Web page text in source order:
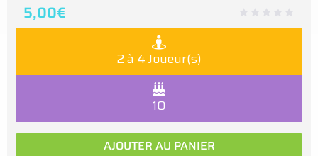
5,00€
2 à 4 Joueur(s)
10
AJOUTER AU PANIER